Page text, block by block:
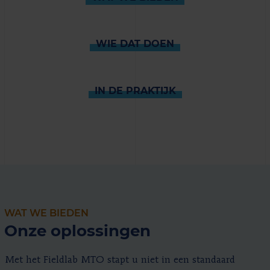
WIE DAT DOEN
IN DE PRAKTIJK
WAT WE BIEDEN
Onze oplossingen
Met het Fieldlab MTO stapt u niet in een standaard